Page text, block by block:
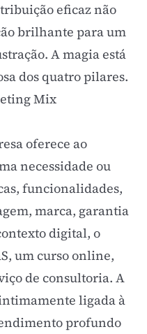
eficaz não
brilhante para um
A magia está
dos quatro pilares.
Mix
oferece ao
necessidade ou
funcionalidades,
marca, garantia
digital, o
um curso online,
de consultoria. A
ligada à
profundo